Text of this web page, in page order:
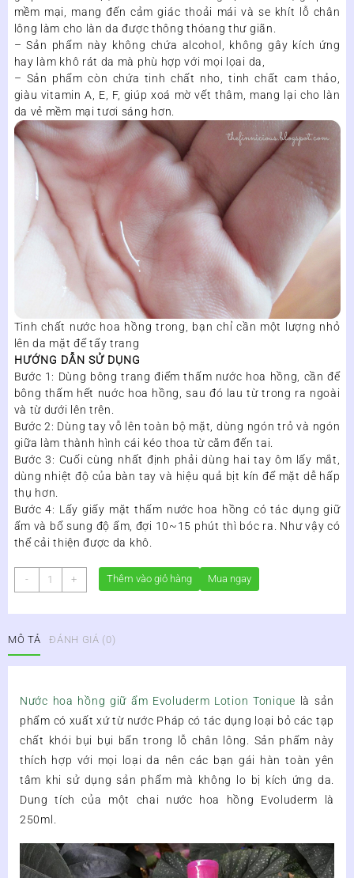
mềm mại, mang đến cảm giác thoải mái và se khít lỗ chân
lông làm cho làn da được thông thóang thư giãn.
– Sản phẩm này không chứa alcohol, không gây kích ứng
hay làm khô rát da mà phù hợp với mọi lọai da,
– Sản phẩm còn chứa tinh chất nho, tinh chất cam thảo,
giàu vitamin A, E, F, giúp xoá mờ vết thâm, mang lại cho làn
da vẻ mềm mại tươi sáng hơn.
Tinh chất nước hoa hồng trong, bạn chỉ cần một lượng nhỏ
lên da mặt để tẩy trang
HƯỚNG DẪN SỬ DỤNG
Bước 1: Dùng bông trang điểm thấm nước hoa hồng, cần để
bông thấm hết nuớc hoa hồng, sau đó lau từ trong ra ngoài
và từ dưới lên trên.
Bước 2: Dùng tay vỗ lên toàn bộ mặt, dùng ngón trỏ và ngón
giữa làm thành hình cái kéo thoa từ cằm đến tai.
Bước 3: Cuối cùng nhất định phải dùng hai tay ôm lấy mắt,
dùng nhiệt độ của bàn tay và hiệu quả bịt kín để mặt dễ hấp
thụ hơn.
Bước 4: Lấy giấy mặt thấm nước hoa hồng có tác dụng giữ
ẩm và bổ sung độ ẩm, đợi 10~15 phút thì bóc ra. Như vậy có
thể cải thiện được da khô.
-
Nước
Hoa
Lotion
Tonique
số
lượng
+ Thêm vào giỏ hàng Mua ngay
MÔ TẢ ĐÁNH GIÁ (0)
Nước hoa hồng giữ ẩm Evoluderm Lotion Tonique là sản
phẩm có xuất xứ từ nước Pháp có tác dụng loại bỏ các tạp
chất khói bụi bụi bẩn trong lỗ chân lông. Sản phẩm này
thích hợp với mọi loại da nên các bạn gái hàn toàn yên
tâm khi sử dụng sản phẩm mà không lo bị kích ứng da.
Dung tích của một chai nước hoa hồng Evoluderm là
250ml.